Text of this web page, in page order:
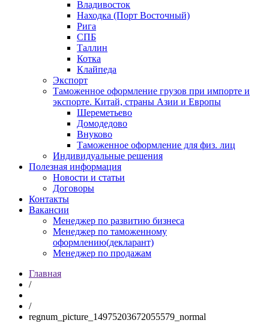
Владивосток
Находка (Порт Восточный)
Рига
СПБ
Таллин
Котка
Клайпеда
Экспорт
Таможенное оформление грузов при импорте и
экспорте. Китай, страны Азии и Европы
Шереметьево
Домодедово
Внуково
Таможенное оформление для физ. лиц
Индивидуальные решения
Полезная информация
Новости и статьи
Договоры
Контакты
Вакансии
Менеджер по развитию бизнеса
Менеджер по таможенному
оформлению(декларант)
Менеджер по продажам
Главная
/
/
regnum_picture_14975203672055579_normal